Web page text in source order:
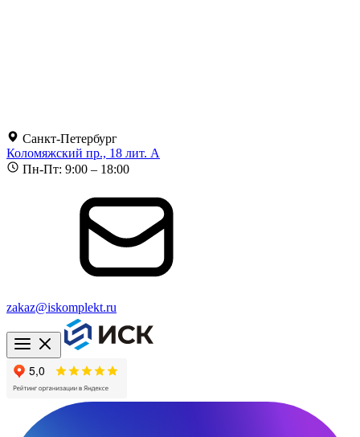
Санкт-Петербург
Коломяжский пр., 18 лит. А
Пн-Пт: 9:00 – 18:00
zakaz@iskomplekt.ru